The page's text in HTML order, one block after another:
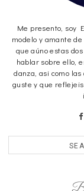
Me presento, soy
modelo y amante
que aúno estas
hablar sobre ello,
danza, asi como
guste y que